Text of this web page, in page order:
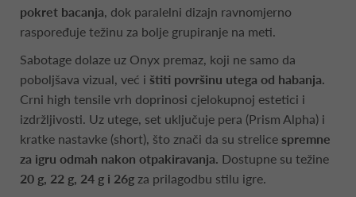
pokret bacanja, dok paralelni dizajn ravnomjerno
raspoređuje težinu za bolje grupiranje na meti.
Sabotage dolaze uz Onyx premaz, koji ne samo da
poboljšava vizual, već i štiti površinu utega od habanja.
Crni high tensile vrh doprinosi cjelokupnoj estetici i
izdržljivosti. Uz utege, set uključuje pera (Prism Alpha) i
kratke nastavke (short), što znači da su strelice spremne
za igru odmah nakon otpakiravanja. Dostupne su težine
20 g, 22 g, 24 g i 26g za prilagodbu stilu igre.